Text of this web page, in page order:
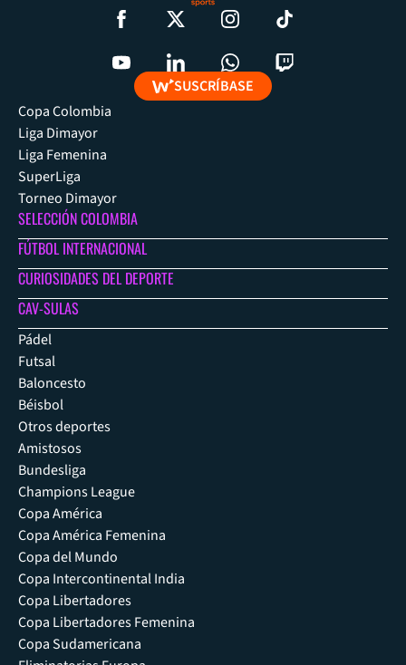
SUSCRÍBASE
Copa Colombia
Liga Dimayor
Liga Femenina
SuperLiga
Torneo Dimayor
SELECCIÓN COLOMBIA
FÚTBOL INTERNACIONAL
CURIOSIDADES DEL DEPORTE
CAV-SULAS
Pádel
Futsal
Baloncesto
Béisbol
Otros deportes
Amistosos
Bundesliga
Champions League
Copa América
Copa América Femenina
Copa del Mundo
Copa Intercontinental India
Copa Libertadores
Copa Libertadores Femenina
Copa Sudamericana